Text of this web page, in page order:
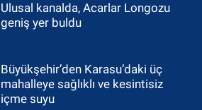
Ulusal kanalda, Acarlar Longozu
geniş yer buldu
Büyükşehir’den Karasu’daki üç
mahalleye sağlıklı ve kesintisiz
içme suyu